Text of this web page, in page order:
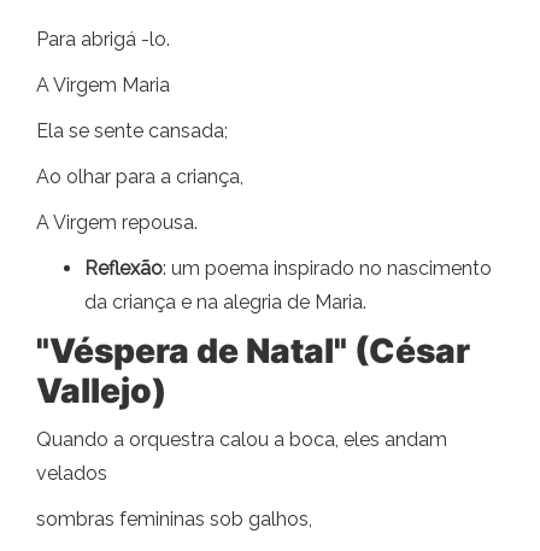
Para abrigá -lo.
A Virgem Maria
Ela se sente cansada;
Ao olhar para a criança,
A Virgem repousa.
Reflexão: um poema inspirado no nascimento
da criança e na alegria de Maria.
"Véspera de Natal" (César
Vallejo)
Quando a orquestra calou a boca, eles andam
velados
sombras femininas sob galhos,